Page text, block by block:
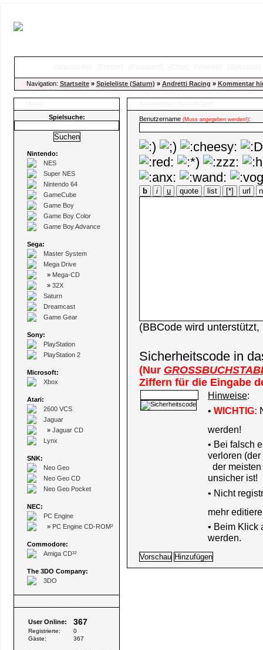
Navigation: Startseite» Spieleliste (Saturn) » Andretti Racing » Kommentar
Spielsuche:
Nintendo:
NES
Super NES
Nintendo 64
GameCube
Game Boy
Game Boy Color
Game Boy Advance
Sega:
Master System
Mega Drive
» Mega-CD
» 32X
Saturn
Dreamcast
Game Gear
Sony:
PlayStation
PlayStation 2
Microsoft:
Xbox
Atari:
2600 VCS
Jaguar
» Jaguar CD
Lynx
SNK:
Neo Geo
Neo Geo CD
Neo Geo Pocket
NEC:
PC Engine
» PC Engine CD-ROM²
Commodore:
Amiga CD³²
The 3DO Company:
3DO
User Online: 367
Registrierte:
0
Gäste:
367
Benutzername (Muss angegeben werden!):
b i u quote list [*] url
(BBCode wird
Sicherheitscode in
(Nur
Ziffern für die Eingabe
Hinweise:
• WICHTIG:
werden!
• Bei falsch
verloren
der
unsicher ist!
• Nicht
mehr
• Beim Klick
werden.